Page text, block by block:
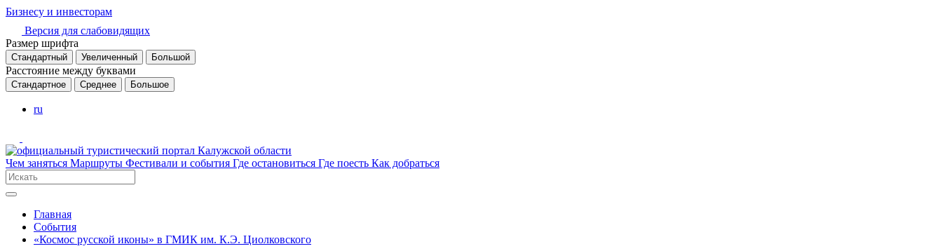
Бизнесу и инвесторам
Версия для слабовидящих
Размер шрифта
Стандартный Увеличенный Большой
Расстояние между буквами
Стандартное Среднее Большое
ru
Чем заняться Маршруты Фестивали и события Где остановиться Где поесть Как добраться
Главная
События
«Космос русской иконы» в ГМИК им. К.Э. Циолковского